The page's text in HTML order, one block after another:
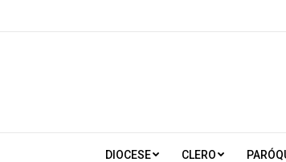
DIOCESE CLERO